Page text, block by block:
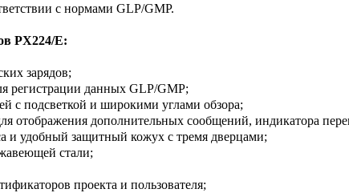
с нормами GLP/GMP.
PX224/E:
зарядов;
регистрации данных GLP/GMP;
с подсветкой и широкими углами обзора;
отображения дополнительных сообщений, индикатора
и удобный защитный кожух с тремя дверцами;
стали;
проекта и пользователя;